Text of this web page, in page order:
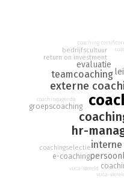
beschikbaar
een tipje van de sluier over
'Beter samenwerken met
hr-manager, en de
praktische houvast wenst
hr-
externe
teamcoaching
evaluatie
groepscoaching
e-coaching
coachingselectie
return on investment
bedrijfscultuur
coachingagenda
coaching
vuca-wereld
vuca-wereld